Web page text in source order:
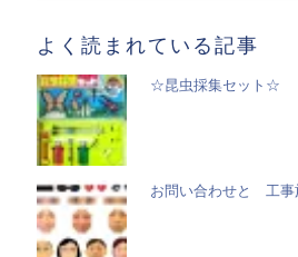
よく読まれている記事
☆昆虫採集セット☆
お問い合わせと 工事